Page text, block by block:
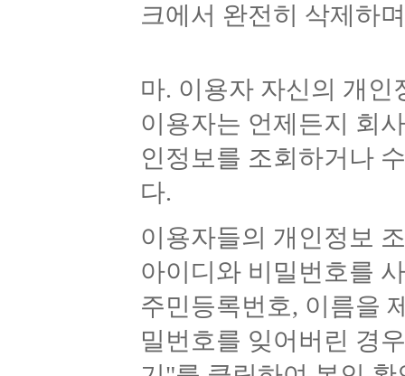
크에서 완전히 삭제하
마. 이용자 자신의 개
이용자는 언제든지 회
인정보를 조회하거나
다.
이용자들의 개인정보
아이디와 비밀번호를
주민등록번호, 이름을
밀번호를 잊어버린 경